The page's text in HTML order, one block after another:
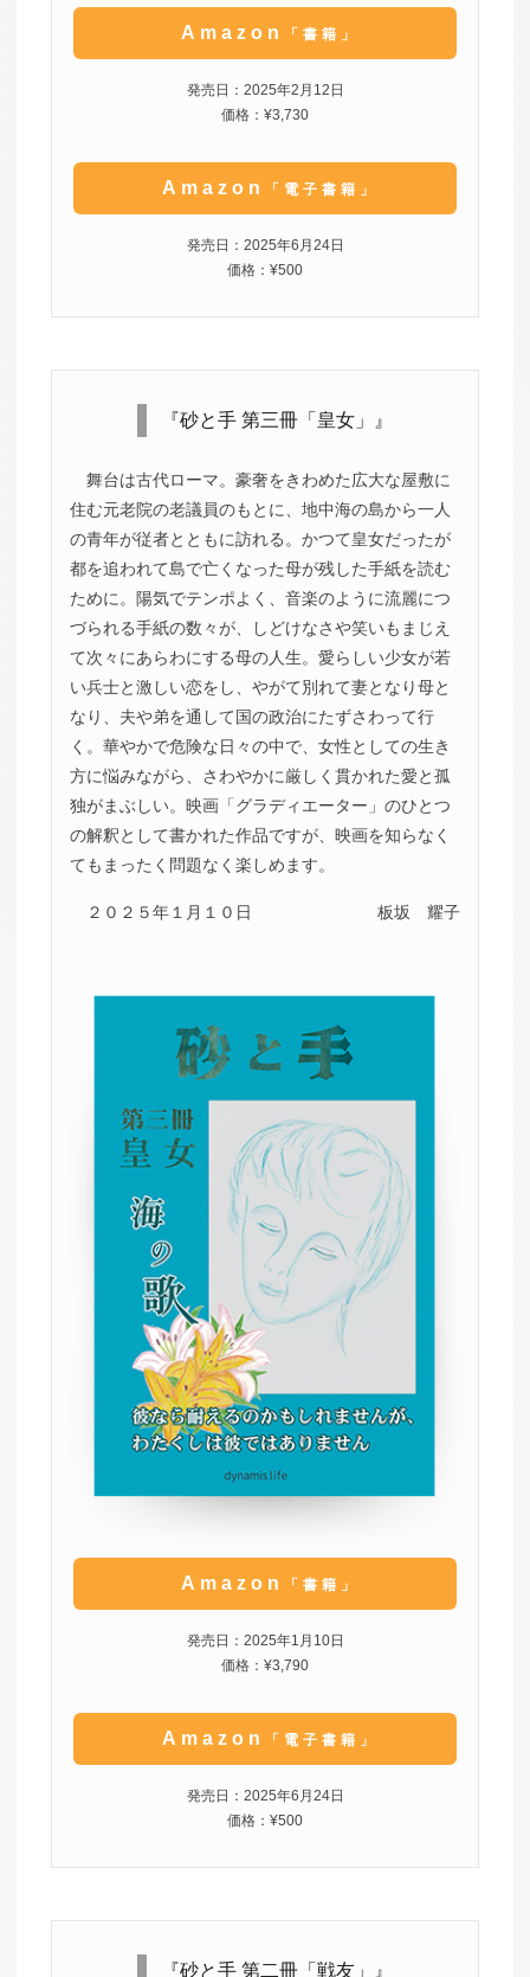
Amazon 「書籍」
発売日：2025年2月12日
価格：¥3,730
Amazon 「電子書籍」
発売日：2025年6月24日
価格：¥500
『砂と手 第三冊「皇女」』
舞台は古代ローマ。豪奢をきわめた広大な屋敷に
住む元老院の老議員のもとに、地中海の島から一人
の青年が従者とともに訪れる。かつて皇女だったが
都を追われて島で亡くなった母が残した手紙を読む
ために。陽気でテンポよく、音楽のように流麗につ
づられる手紙の数々が、しどけなさや笑いもまじえ
て次々にあらわにする母の人生。愛らしい少女が若
い兵士と激しい恋をし、やがて別れて妻となり母と
なり、夫や弟を通して国の政治にたずさわって行
く。華やかで危険な日々の中で、女性としての生き
方に悩みながら、さわやかに厳しく貫かれた愛と孤
独がまぶしい。映画「グラディエーター」のひとつ
の解釈として書かれた作品ですが、映画を知らなく
てもまったく問題なく楽しめます。
２０２５年１月１０日 板坂 耀子
Amazon 「書籍」
発売日：2025年1月10日
価格：¥3,790
Amazon 「電子書籍」
発売日：2025年6月24日
価格：¥500
『砂と手 第二冊「戦友」』